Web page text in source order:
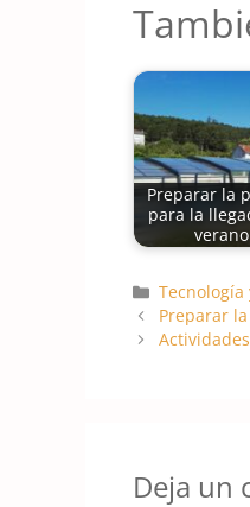
Preparar la
para la
verano
Categorías
Tecnología
Preparar
Deja un